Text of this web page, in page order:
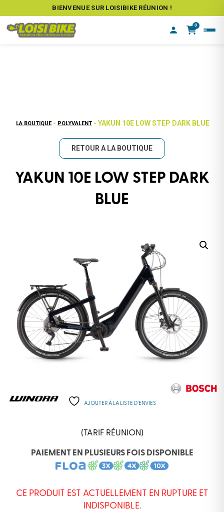
BIENVENUE SUR LOISIBIKE RÉUNION !
0
LA BOUTIQUE - POLYVALENT - YAKUN 10E LOW STEP DARK BLUE
RETOUR A LA BOUTIQUE
YAKUN 10E LOW STEP DARK
BLUE
AJOUTER À LA LISTE D’ENVIES
(TARIF RÉUNION)
PAIEMENT EN PLUSIEURS FOIS DISPONIBLE
CE PRODUIT EST ACTUELLEMENT EN RUPTURE ET
INDISPONIBLE.